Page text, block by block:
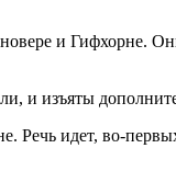
и Гифхорне.
и изъяты
Речь идет, во-